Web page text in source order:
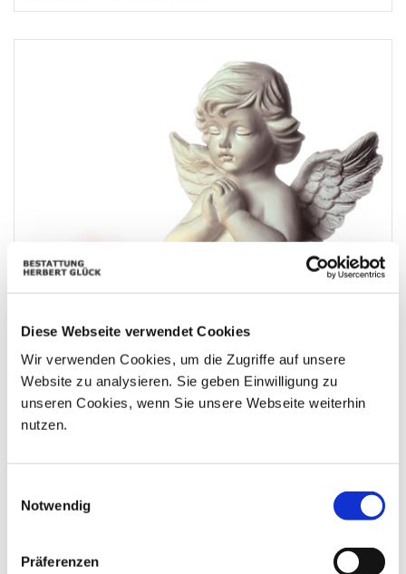
Diese Webseite verwendet Cookies
Wir verwenden Cookies, um die Zugriffe auf unsere
Website zu analysieren. Sie geben Einwilligung zu
unseren Cookies, wenn Sie unsere Webseite weiterhin
nutzen.
Notwendig
Präferenzen